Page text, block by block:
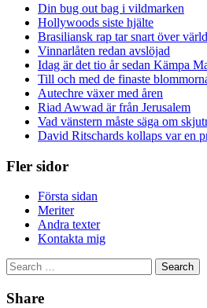
Din bug out bag i vildmarken
Hollywoods siste hjälte
Brasiliansk rap tar snart över
Vinnarlåten redan avslöjad
Idag är det tio år sedan Kämpa
Till och med de finaste
Autechre växer med åren
Riad Awwad är från Jerusalem
Vad vänstern måste säga om
David Ritschards kollaps var en
Fler sidor
Första sidan
Meriter
Andra texter
Kontakta mig
Search
for:
Share